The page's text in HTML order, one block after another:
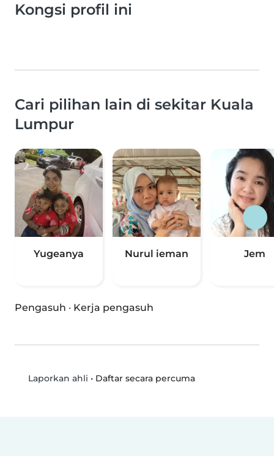
Kongsi profil ini
Cari pilihan lain di sekitar Kuala
Lumpur
Yugeanya Nurul ieman Jem
Pengasuh · Kerja pengasuh
Laporkan ahli • Daftar secara percuma